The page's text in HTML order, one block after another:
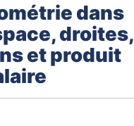
dans
droites,
et produit